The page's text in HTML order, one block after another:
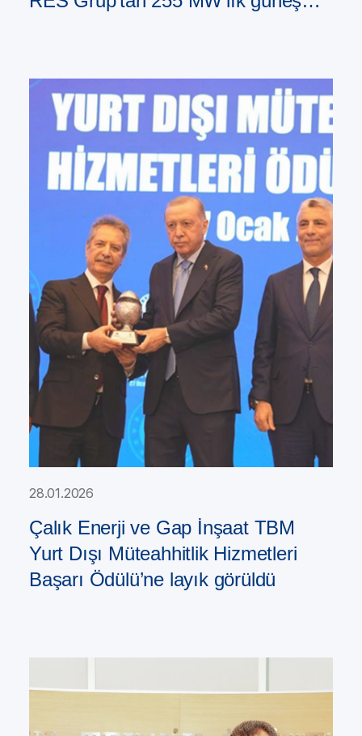
28.01.2026
Çalık Enerji ve Gap İnşaat TBM
Yurt Dışı Müteahhitlik Hizmetleri
Başarı Ödülü’ne layık görüldü